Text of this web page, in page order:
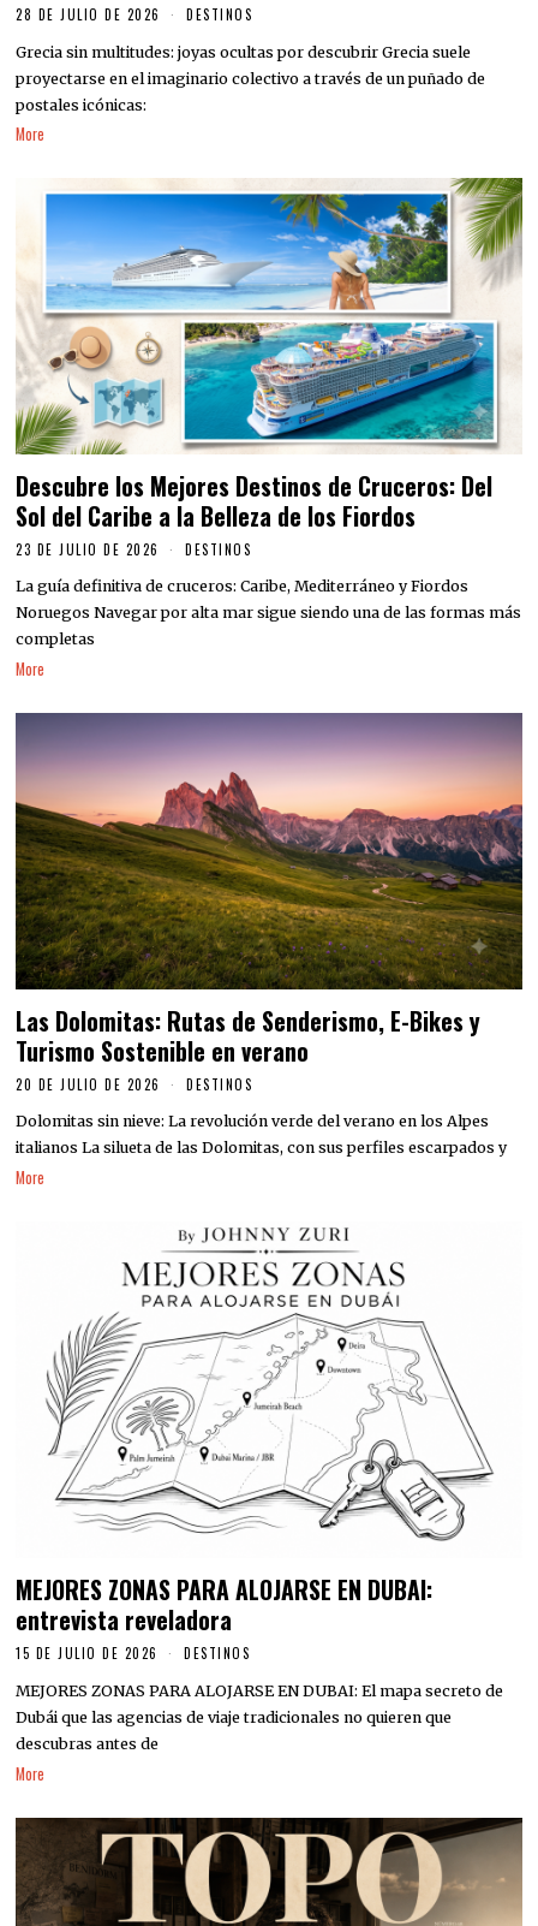
28 DE JULIO DE 2026 DESTINOS
Grecia sin multitudes: joyas ocultas por descubrir Grecia suele
proyectarse en el imaginario colectivo a través de un puñado de
postales icónicas:
More
Descubre los Mejores Destinos de Cruceros: Del
Sol del Caribe a la Belleza de los Fiordos
23 DE JULIO DE 2026 DESTINOS
La guía definitiva de cruceros: Caribe, Mediterráneo y Fiordos
Noruegos Navegar por alta mar sigue siendo una de las formas más
completas
More
Las Dolomitas: Rutas de Senderismo, E-Bikes y
Turismo Sostenible en verano
20 DE JULIO DE 2026 DESTINOS
Dolomitas sin nieve: La revolución verde del verano en los Alpes
italianos La silueta de las Dolomitas, con sus perfiles escarpados y
More
MEJORES ZONAS PARA ALOJARSE EN DUBAI:
entrevista reveladora
15 DE JULIO DE 2026 DESTINOS
MEJORES ZONAS PARA ALOJARSE EN DUBAI: El mapa secreto de
Dubái que las agencias de viaje tradicionales no quieren que
descubras antes de
More